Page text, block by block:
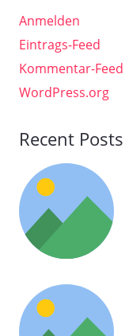
Anmelden
Eintrags-Feed
Kommentar-Feed
WordPress.org
Recent Posts